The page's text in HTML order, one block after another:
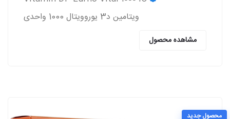
ویتامین د3 یوروویتال 1000 واحدی
مشاهده محصول
محصول جدید